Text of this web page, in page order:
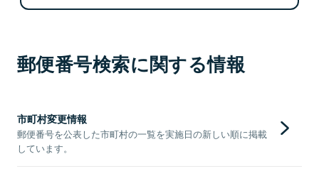
郵便番号検索に関する情報
市町村変更情報
郵便番号を公表した市町村の一覧を実施日の新しい順に掲載
しています。